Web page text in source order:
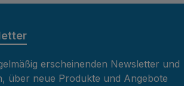
erscheinenden Newsletter und
über neue Produkte und Angebote